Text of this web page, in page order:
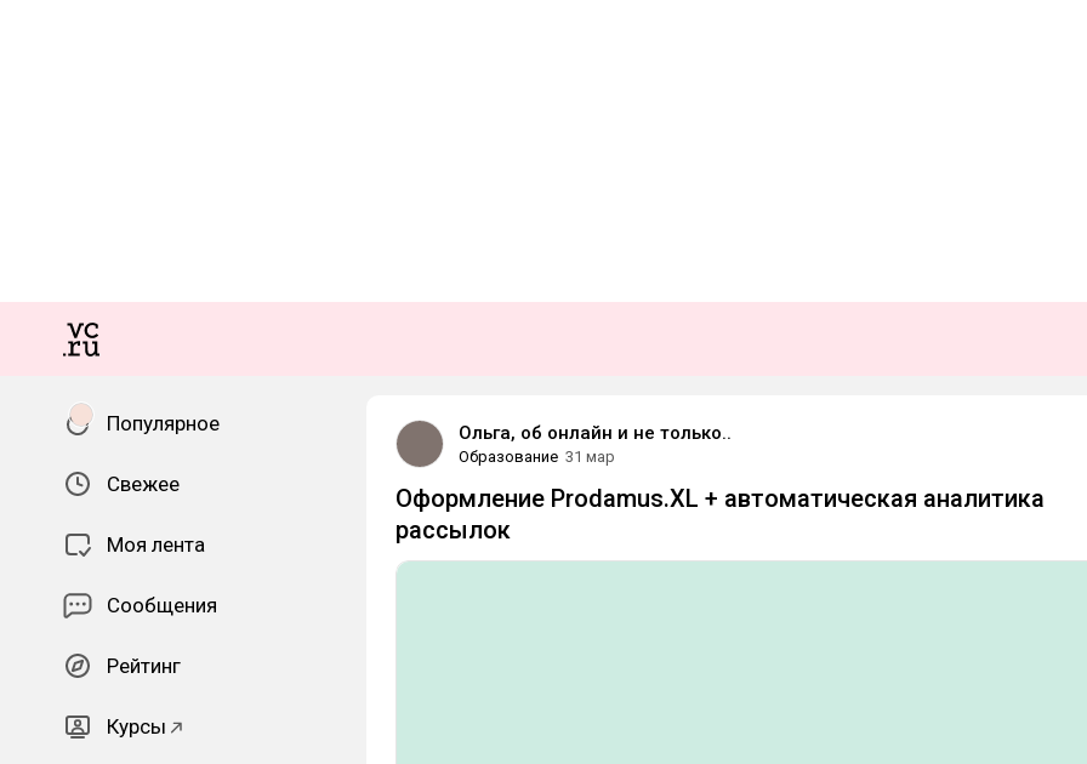
Популярное
Свежее
Моя лента
Сообщения
Рейтинг
Курсы
Ольга, об онлайн и не только..
Образование 31 мар
Оформление Prodamus.XL + автоматическая аналитика
рассылок